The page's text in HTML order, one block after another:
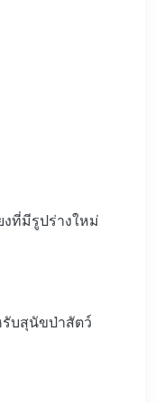
งที่มีรูปร่างใหม่
บสุนัขป่าสัตว์